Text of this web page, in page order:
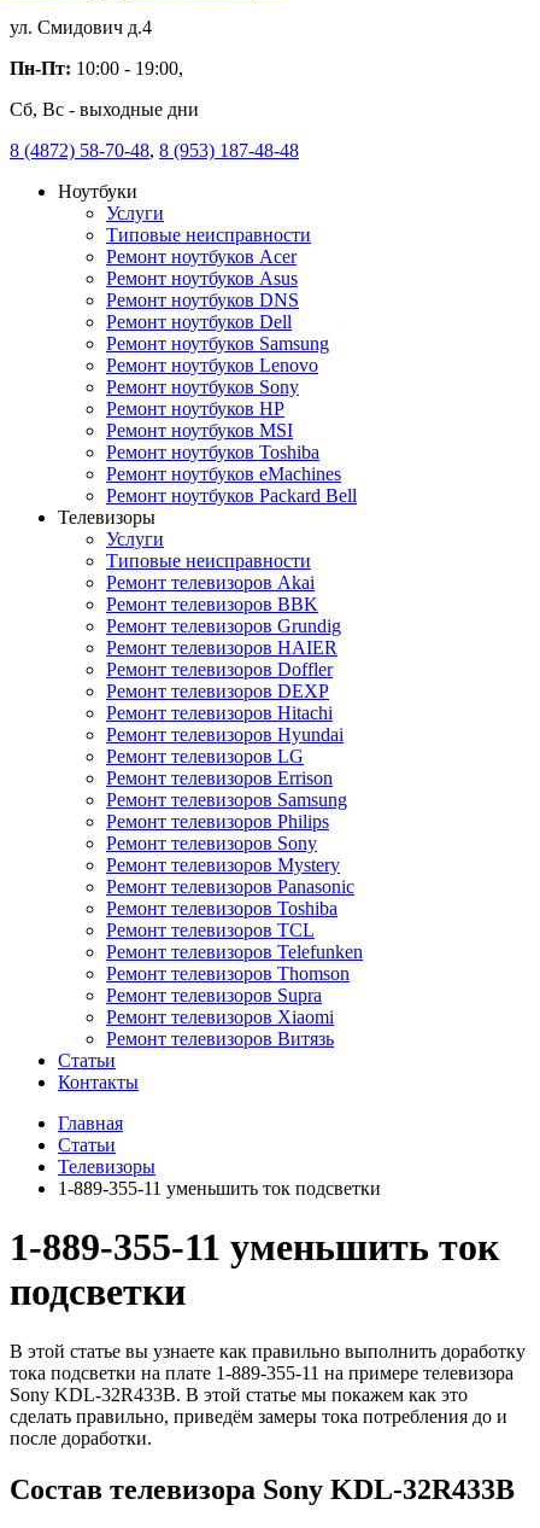
ул. Смидович д.4
Пн-Пт: 10:00 - 19:00,
Сб, Вс - выходные дни
8 (4872) 58-70-48, 8 (953) 187-48-48
Ноутбуки
Услуги
Типовые неисправности
Ремонт ноутбуков Acer
Ремонт ноутбуков Asus
Ремонт ноутбуков DNS
Ремонт ноутбуков Dell
Ремонт ноутбуков Samsung
Ремонт ноутбуков Lenovo
Ремонт ноутбуков Sony
Ремонт ноутбуков HP
Ремонт ноутбуков MSI
Ремонт ноутбуков Toshiba
Ремонт ноутбуков eMachines
Ремонт ноутбуков Packard Bell
Телевизоры
Услуги
Типовые неисправности
Ремонт телевизоров Akai
Ремонт телевизоров BBK
Ремонт телевизоров Grundig
Ремонт телевизоров HAIER
Ремонт телевизоров Doffler
Ремонт телевизоров DEXP
Ремонт телевизоров Hitachi
Ремонт телевизоров Hyundai
Ремонт телевизоров LG
Ремонт телевизоров Errison
Ремонт телевизоров Samsung
Ремонт телевизоров Philips
Ремонт телевизоров Sony
Ремонт телевизоров Mystery
Ремонт телевизоров Panasonic
Ремонт телевизоров Toshiba
Ремонт телевизоров TCL
Ремонт телевизоров Telefunken
Ремонт телевизоров Thomson
Ремонт телевизоров Supra
Ремонт телевизоров Xiaomi
Ремонт телевизоров Витязь
Статьи
Контакты
Главная
Статьи
Телевизоры
1-889-355-11 уменьшить ток подсветки
1-889-355-11 уменьшить ток
подсветки
В этой статье вы узнаете как правильно выполнить доработку
тока подсветки на плате 1-889-355-11 на примере телевизора
Sony KDL-32R433B. В этой статье мы покажем как это
сделать правильно, приведём замеры тока потребления до и
после доработки.
Состав телевизора Sony KDL-32R433B